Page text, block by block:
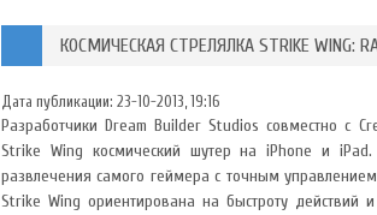
КОСМИЧЕСКАЯ СТРЕЛЯЛКА STRIKE WING:
Дата публикации: 23-10-2013, 19:16
Разработчики Dream Builder Studios совместно с
Strike Wing космический шутер на iPhone и
развлечения самого геймера с точным
Strike Wing ориентирована на быстроту действий